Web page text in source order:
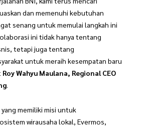
dan memenuhi kebutuhan
senang untuk memulai langkah ini
ini tidak hanya tentang
tetapi juga tentang
untuk meraih kesempatan baru
Roy Wahyu Maulana, Regional CEO
.
memiliki misi untuk
wirausaha lokal, Evermos,